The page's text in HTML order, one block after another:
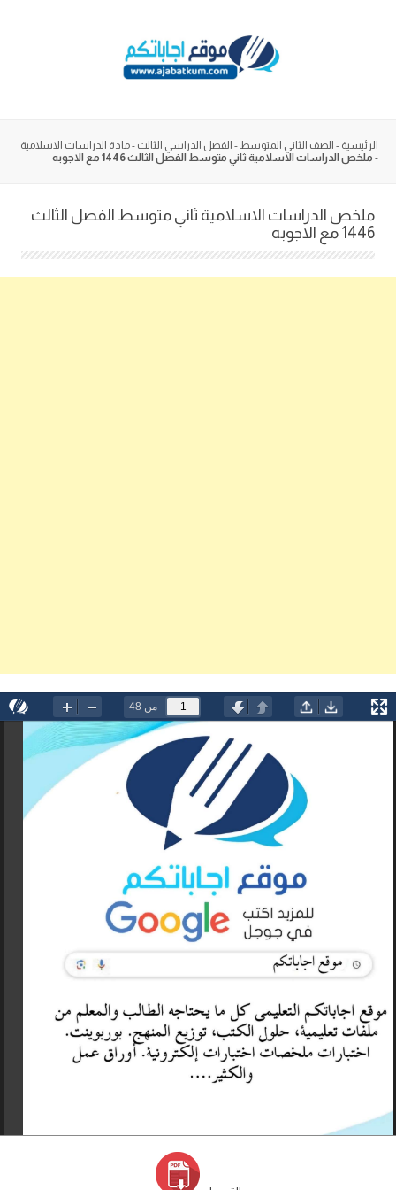
الرئيسية - الصف الثاني المتوسط - الفصل الدراسي الثالث -مادة الدراسات الاسلامية
- ملخص الدراسات الاسلامية ثاني متوسط الفصل الثالث 1446 مع الاجوبه
ملخص الدراسات الاسلامية ثاني متوسط الفصل الثالث
1446 مع الاجوبه